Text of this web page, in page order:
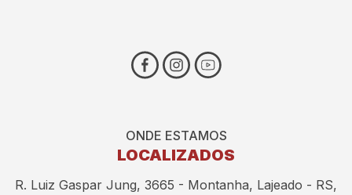
ONDE ESTAMOS
LOCALIZADOS
R. Luiz Gaspar Jung, 3665 - Montanha, Lajeado - RS,